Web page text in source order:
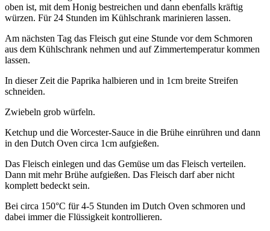
oben ist, mit dem Honig bestreichen und dann ebenfalls kräftig
würzen. Für 24 Stunden im Kühlschrank marinieren lassen.
Am nächsten Tag das Fleisch gut eine Stunde vor dem Schmoren
aus dem Kühlschrank nehmen und auf Zimmertemperatur kommen
lassen.
In dieser Zeit die Paprika halbieren und in 1cm breite Streifen
schneiden.
Zwiebeln grob würfeln.
Ketchup und die Worcester-Sauce in die Brühe einrühren und dann
in den Dutch Oven circa 1cm aufgießen.
Das Fleisch einlegen und das Gemüse um das Fleisch verteilen.
Dann mit mehr Brühe aufgießen. Das Fleisch darf aber nicht
komplett bedeckt sein.
Bei circa 150°C für 4-5 Stunden im Dutch Oven schmoren und
dabei immer die Flüssigkeit kontrollieren.